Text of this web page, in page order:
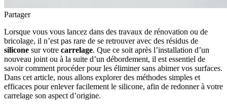
Partager
Lorsque vous vous lancez dans des travaux de rénovation ou de
bricolage, il n’est pas rare de se retrouver avec des résidus de
silicone sur votre carrelage. Que ce soit après l’installation d’un
nouveau joint ou à la suite d’un débordement, il est essentiel de
savoir comment procéder pour les éliminer sans abimer vos surfaces.
Dans cet article, nous allons explorer des méthodes simples et
efficaces pour enlever facilement le silicone, afin de redonner à votre
carrelage son aspect d’origine.